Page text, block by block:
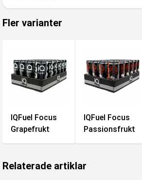
Fler varianter
IQFuel Focus
Grapefrukt
IQFuel Focus
Passionsfrukt
Relaterade artiklar